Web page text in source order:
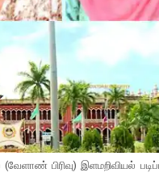
பிரிவு) இளமறிவியல்